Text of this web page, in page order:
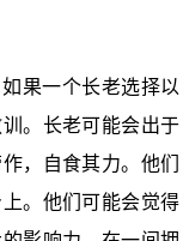
果一个长老选择以
。长老可能会出于
，自食其力。他们
。他们可能会觉得